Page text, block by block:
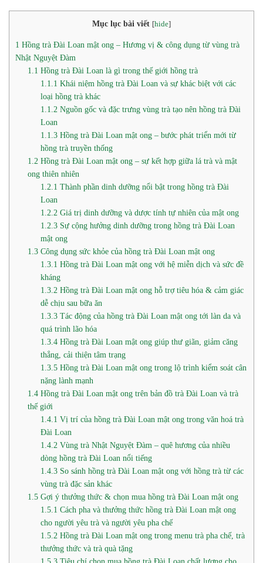
Mục lục bài viết [hide]
1 Hồng trà Đài Loan mật ong – Hương vị & công dụng từ vùng trà
Nhật Nguyệt Đàm
1.1 Hồng trà Đài Loan là gì trong thế giới hồng trà
1.1.1 Khái niệm hồng trà Đài Loan và sự khác biệt với các
loại hồng trà khác
1.1.2Nguồn gốc và đặc trưng vùng trà tạo nên hồng trà Đài
Loan
1.1.3Hồng trà Đài Loan mật ong – bước phát triển mới từ
hồng trà truyền thống
1.2 Hồng trà Đài Loan mật ong – sự kết hợp giữa lá trà và mật
ong thiên nhiên
1.2.1 Thành phần dinh dưỡng nổi bật trong hồng trà Đài
Loan
1.2.2Giá trị dinh dưỡng và dược tính tự nhiên của mật ong
1.2.3Sự cộng hưởng dinh dưỡng trong hồng trà Đài Loan
mật ong
1.3 Công dụng sức khỏe của hồng trà Đài Loan mật ong
1.3.1 Hồng trà Đài Loan mật ong với hệ miễn dịch và sức đề
kháng
1.3.2Hồng trà Đài Loan mật ong hỗ trợ tiêu hóa & cảm giác
dễ chịu sau bữa ăn
1.3.3Tác động của hồng trà Đài Loan mật ong tới làn da và
quá trình lão hóa
1.3.4Hồng trà Đài Loan mật ong giúp thư giãn, giảm căng
thẳng, cải thiện tâm trạng
1.3.5Hồng trà Đài Loan mật ong trong lộ trình kiểm soát cân
nặng lành mạnh
1.4 Hồng trà Đài Loan mật ong trên bản đồ trà Đài Loan và trà
thế giới
1.4.1 Vị trí của hồng trà Đài Loan mật ong trong văn hoá trà
Đài Loan
1.4.2Vùng trà Nhật Nguyệt Đàm – quê hương của nhiều
dòng hồng trà Đài Loan nổi tiếng
1.4.3So sánh hồng trà Đài Loan mật ong với hồng trà từ các
vùng trà đặc sản khác
1.5 Gợi ý thưởng thức & chọn mua hồng trà Đài Loan mật ong
1.5.1 Cách pha và thưởng thức hồng trà Đài Loan mật ong
cho người yêu trà và người yêu pha chế
1.5.2Hồng trà Đài Loan mật ong trong menu trà pha chế, trà
thưởng thức và trà quà tặng